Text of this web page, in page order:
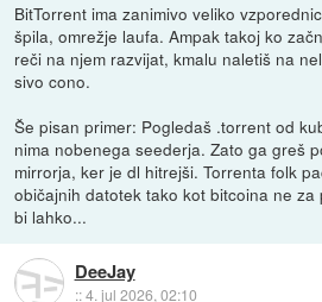
BitTorrent ima zanimivo veliko
špila, omrežje laufa. Ampak takoj ko
reči na njem razvijat, kmalu naletiš na
sivo cono.
Še pisan primer: Pogledaš .torrent od
nima nobenega seederja. Zato ga greš
mirrorja, ker je dl hitrejši. Torrenta folk
običajnih datotek tako kot bitcoina ne
bi lahko...
DeeJay
::4. jul 2026, 02:10